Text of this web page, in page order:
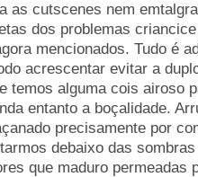
as cutscenes nem
dos problemas
mencionados. Tudo é
acrescentar evitar a
temos alguma cois airoso
entanto a boçalidade.
precisamente por
debaixo das sombras
que maduro permeadas